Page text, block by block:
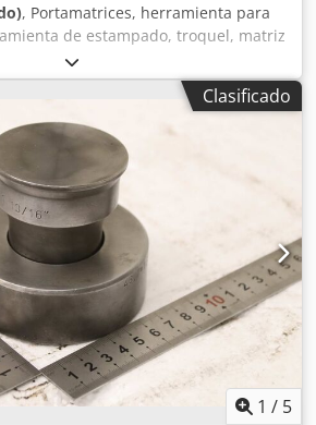
, Portamatrices, herramienta para
de estampado, troquel, matriz
de estampado, punzón, forma para
de punzones y matrices para
juego de punzones y matrices,
-Tamaño: 13,0 x 40,0 mm -
-Cantidad: 2 herramientas de
-Precio: por unidad Credpezr
de transporte: Ø 90 x 80 mm -
Clasificado
1 / 5